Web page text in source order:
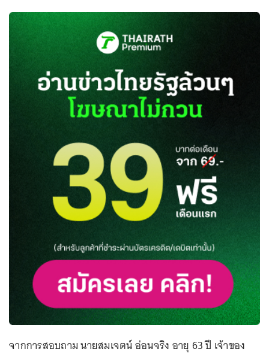
จากการสอบถาม นายสมเจตน์ อ่อนจริง อายุ 63 ปี เจ้าของ